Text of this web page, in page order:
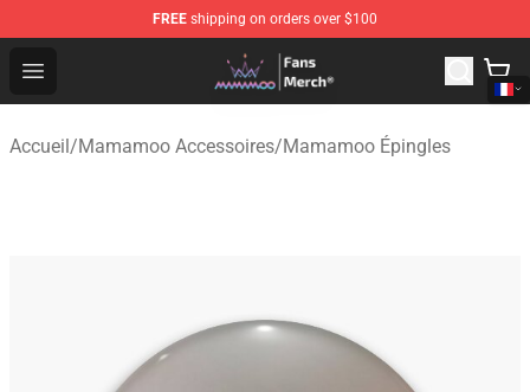
FREE shipping on orders over $100
Open menu
Mamamoo Store - Official Mamamoo Merchandise Shop
Accueil/Mamamoo Accessoires/Mamamoo Épingles